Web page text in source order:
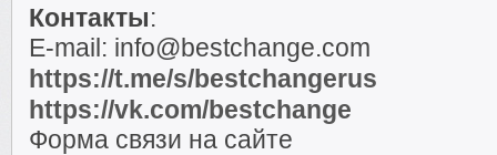
Контакты:
E-mail: info@bestchange.com
https://t.me/s/bestchangerus
https://vk.com/bestchange
Форма связи на сайте